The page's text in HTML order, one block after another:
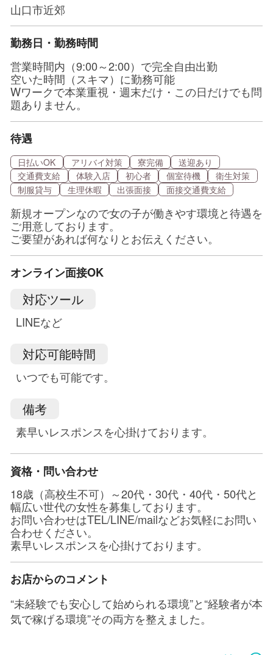
山口市近郊
勤務日・勤務時間
営業時間内（9:00～2:00）で完全自由出勤
空いた時間（スキマ）に勤務可能
Wワークで本業重視・週末だけ・この日だけでも問
題ありません。
待遇
日払いOK アリバイ対策 寮完備
送迎あり
交通費支給
体験入店 初心者 個室待機
衛生対策
制服貸与
生理休暇 出張面接 面接交通費支給
新規オープンなので女の子が働きやす環境と待遇を
ご用意しております。
ご要望があれば何なりとお伝えください。
オンライン面接OK
対応ツール
LINEなど
対応可能時間
いつでも可能です。
備考
​​​​​​​素早いレスポンスを心掛けております。
資格・問い合わせ
18歳（高校生不可）～20代・30代・40代・50代と
幅広い世代の女性を募集しております。
お問い合わせはTEL/LINE/mailなどお気軽にお問い
合わせください。
素早いレスポンスを心掛けております。
お店からのコメント
“未経験でも安心して始められる環境”と“経験者が本
気で稼げる環境”その両方を整えました。
初心者の方には、ソフトサービス中心のデリヘルコ